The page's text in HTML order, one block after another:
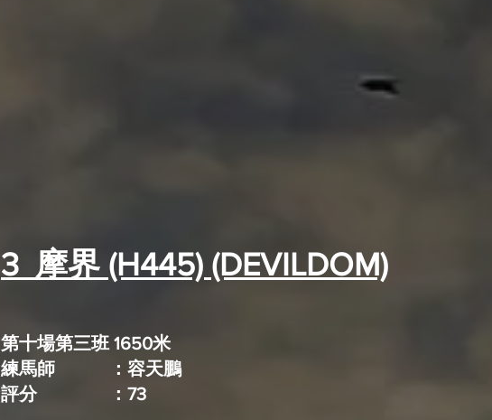
3  摩界 (H445) (DEVILDOM)
第十場第三班 1650米
練馬師		：容天鵬
評分		：73